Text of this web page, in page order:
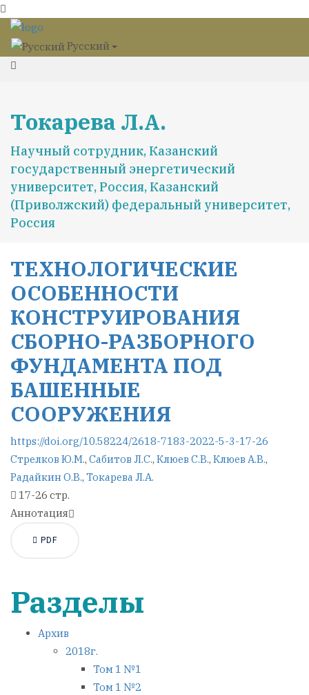
Русский
Токарева Л.А.
Научный сотрудник, Казанский
государственный энергетический
университет, Россия, Казанский
(Приволжский) федеральный университет,
Россия
ТЕХНОЛОГИЧЕСКИЕ
ОСОБЕННОСТИ
КОНСТРУИРОВАНИЯ
СБОРНО-РАЗБОРНОГО
ФУНДАМЕНТА ПОД
БАШЕННЫЕ
СООРУЖЕНИЯ
https://doi.org/10.58224/2618-7183-2022-5-3-17-26
Стрелков Ю.М., Сабитов Л.С., Клюев С.В., Клюев А.В.,
Радайкин О.В., Токарева Л.А.
17-26 стр.
Аннотация
PDF
Разделы
Архив
2018г.
Том 1 №1
Том 1 №2